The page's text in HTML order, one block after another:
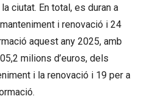
ciutat. En total, es duran a
i renovació i 24
aquest any 2025, amb
milions d’euros, dels
i la renovació i 19 per a